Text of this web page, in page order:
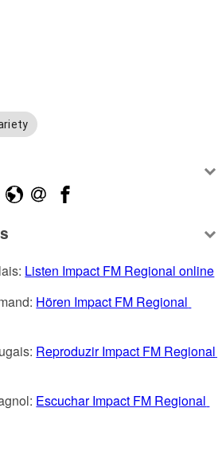
Listen Impact FM Regional online
Hören Impact FM Regional
Reproduzir Impact FM Regional
Escuchar Impact FM Regional